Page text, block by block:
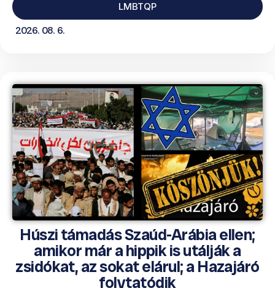
LMBTQP
2026. 08. 6.
Húszi támadás Szaúd-Arábia ellen;
amikor már a hippik is utálják a
zsidókat, az sokat elárul; a Hazajáró
folytatódik